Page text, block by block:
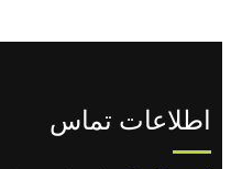
اطلاعات تماس